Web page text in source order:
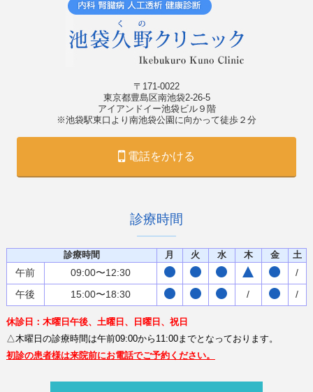
〒171-0022
東京都豊島区南池袋2-26-5
アイアンドイー池袋ビル９階
※池袋駅東口より南池袋公園に向かって徒歩２分
電話をかける
診療時間
診療時間 月 火 水 木 金 土
午前 09:00〜12:30
/
午後
15:00〜18:30 / /
休診日：木曜日午後、土曜日、日曜日、祝日
△木曜日の診療時間は午前09:00から11:00までとなっております。
初診の患者様は来院前にお電話でご予約ください。